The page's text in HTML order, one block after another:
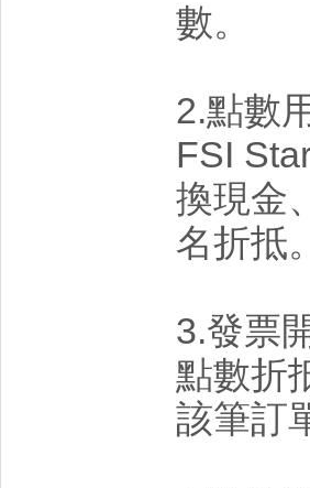
數。
2.點數
FSI
換現金
名折抵。
3.發票
點數折
該筆訂